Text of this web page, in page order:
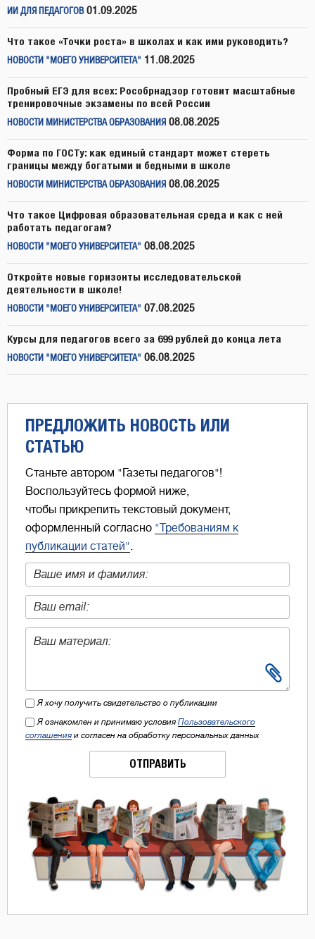
ИИ ДЛЯ ПЕДАГОГОВ 01.09.2025
Что такое «Точки роста» в школах и как ими руководить?
НОВОСТИ "МОЕГО УНИВЕРСИТЕТА" 11.08.2025
Пробный ЕГЭ для всех: Рособрнадзор готовит масштабные
тренировочные экзамены по всей России
НОВОСТИ МИНИСТЕРСТВА ОБРАЗОВАНИЯ 08.08.2025
Форма по ГОСТу: как единый стандарт может стереть
границы между богатыми и бедными в школе
НОВОСТИ МИНИСТЕРСТВА ОБРАЗОВАНИЯ 08.08.2025
Что такое Цифровая образовательная среда и как с ней
работать педагогам?
НОВОСТИ "МОЕГО УНИВЕРСИТЕТА" 08.08.2025
Откройте новые горизонты исследовательской
деятельности в школе!
НОВОСТИ "МОЕГО УНИВЕРСИТЕТА" 07.08.2025
Курсы для педагогов всего за 699 рублей до конца лета
НОВОСТИ "МОЕГО УНИВЕРСИТЕТА" 06.08.2025
ПРЕДЛОЖИТЬ НОВОСТЬ ИЛИ
СТАТЬЮ
Станьте автором "Газеты педагогов"!
Воспользуйтесь формой ниже,
чтобы прикрепить текстовый документ,
оформленный согласно "Требованиям к
публикации статей".
Я хочу получить свидетельство о публикации
Я ознакомлен и принимаю условия Пользовательского
соглашения и согласен на обработку персональных данных
ОТПРАВИТЬ